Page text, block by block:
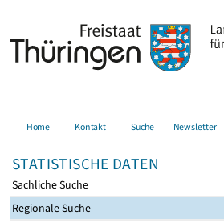
Home Kontakt Suche Newsletter
STATISTISCHE DATEN
Sachliche Suche
Regionale Suche